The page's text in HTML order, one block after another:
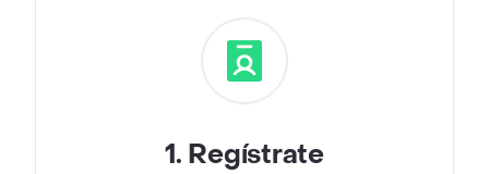
1. Regístrate